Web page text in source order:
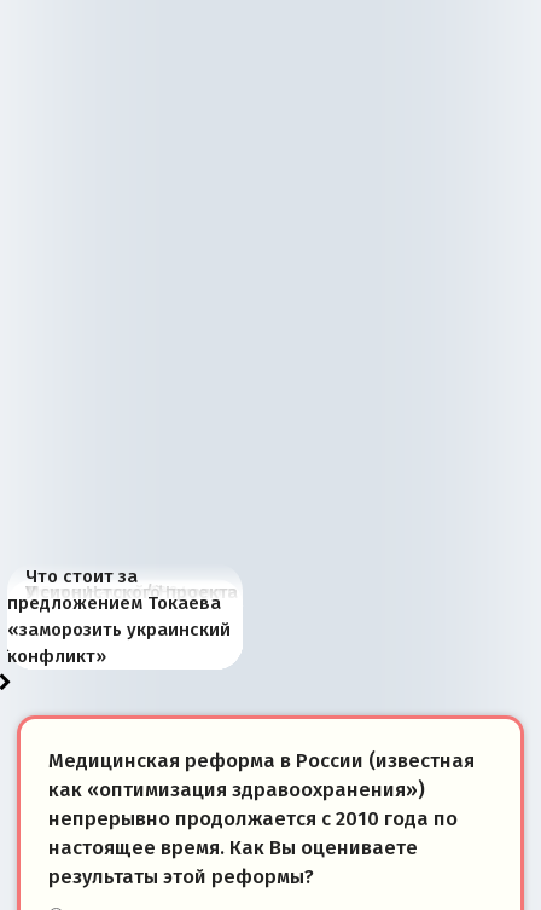
В России назрели
перемены: 15 шагов к
суверенной экономике
Миграционный пожар
Европы
Россия начинает
сбрасывать балласт
Анкориджа
Россия зимой 1904
года: первые уступки во
внутренней политике
Русская нация вчера и
сегодня
Почему правый крах в
Варшаве не поможет её
отношениям с Россией?
Место Науру / Науэро в
современной истории
Южной Осетии
У сионистского проекта
появилось украинское
измерение
Что стоит за
предложением Токаева
«заморозить украинский
конфликт»
Медицинская реформа в России (известная
как «оптимизация здравоохранения»)
непрерывно продолжается с 2010 года по
настоящее время. Как Вы оцениваете
результаты этой реформы?